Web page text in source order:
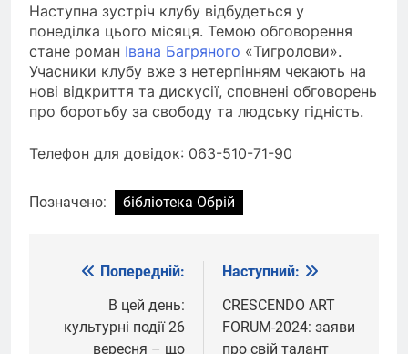
Наступна зустріч клубу відбудеться у
понеділка цього місяця. Темою обговорення
стане роман Івана Багряного «Тигролови».
Учасники клубу вже з нетерпінням чекають на
нові відкриття та дискусії, сповнені обговорень
про боротьбу за свободу та людську гідність.
Телефон для довідок: 063-510-71-90
Позначено: бібліотека Обрій
Навігація
записів
Попередній:
В цей день:
культурні події 26
вересня – що
Наступний:
CRESCENDO ART
FORUM-2024: заяви
про свій талант